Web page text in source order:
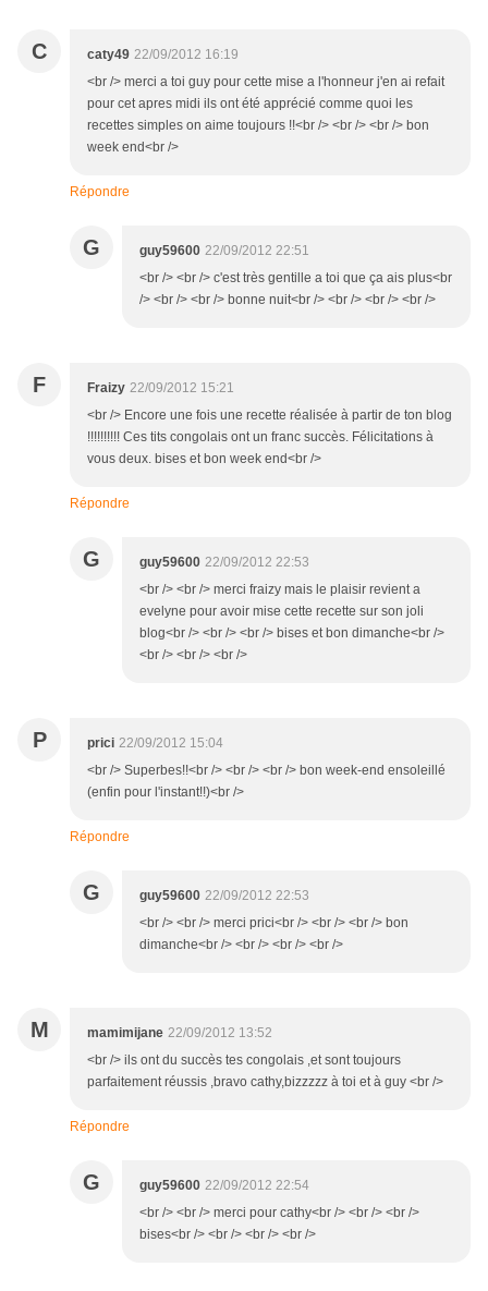
C caty49 22/09/2012 16:19
<br /> merci a toi guy pour cette mise a l'honneur j'en ai refait
pour cet apres midi ils ont été apprécié comme quoi les
recettes simples on aime toujours !!<br /> <br /> <br /> bon
week end<br />
Répondre
G guy59600 22/09/2012 22:51
<br /> <br /> c'est très gentille a toi que ça ais plus<br
/> <br /> <br /> bonne nuit<br /> <br /> <br /> <br />
F Fraizy 22/09/2012 15:21
<br /> Encore une fois une recette réalisée à partir de ton blog
!!!!!!!!!! Ces tits congolais ont un franc succès. Félicitations à
vous deux. bises et bon week end<br />
Répondre
G guy59600 22/09/2012 22:53
<br /> <br /> merci fraizy mais le plaisir revient a
evelyne pour avoir mise cette recette sur son joli
blog<br /> <br /> <br /> bises et bon dimanche<br />
<br /> <br /> <br />
P prici 22/09/2012 15:04
<br /> Superbes!!<br /> <br /> <br /> bon week-end ensoleillé
(enfin pour l'instant!!)<br />
Répondre
G guy59600 22/09/2012 22:53
<br /> <br /> merci prici<br /> <br /> <br /> bon
dimanche<br /> <br /> <br /> <br />
M mamimijane 22/09/2012 13:52
<br /> ils ont du succès tes congolais ,et sont toujours
parfaitement réussis ,bravo cathy,bizzzzz à toi et à guy <br />
Répondre
G guy59600 22/09/2012 22:54
<br /> <br /> merci pour cathy<br /> <br /> <br />
bises<br /> <br /> <br /> <br />